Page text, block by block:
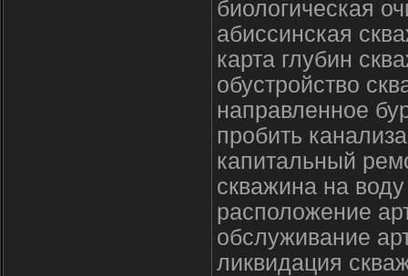
биологическая
абиссинская
карта глубин
обустройство
направленное
пробить
капитальный
скважина на
расположение
обслуживание
ликвидация